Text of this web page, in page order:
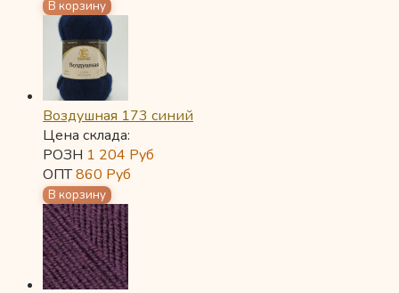
Воздушная 173 синий
Цена склада:
РОЗН 1 204 Руб
ОПТ860 Руб